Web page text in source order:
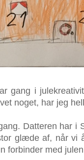
gang i
noget, har jeg
Datteren har i
glæde af, når vi
forbinder med